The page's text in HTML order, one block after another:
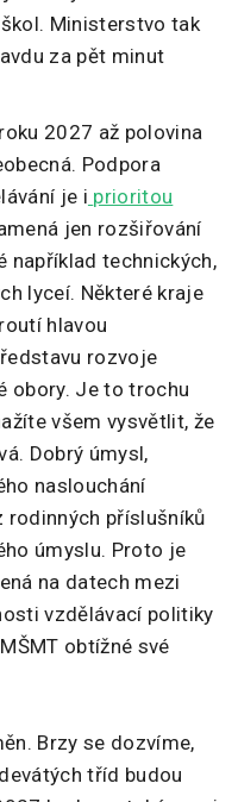
Ministerstvo tak
za pět minut
2027 až polovina
Podpora
je i prioritou
jen rozšiřování
například technických,
lyceí. Některé kraje
hlavou
rozvoje
obory. Je to trochu
všem vysvětlit, že
Dobrý úmysl,
naslouchání
rodinných příslušníků
úmyslu. Proto je
na datech mezi
vzdělávací politiky
obtížné své
Brzy se dozvíme,
tříd budou